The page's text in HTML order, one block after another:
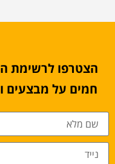
הצטרפו לרשימת
חמים על מבצעים